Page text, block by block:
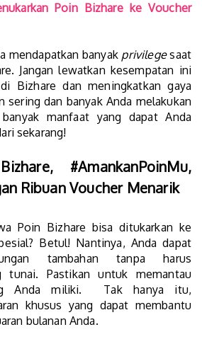
Poin Bizhare ke Voucher
mendapatkan banyak privilegesaat
Jangan lewatkan kesempatan ini
Bizhare dan meningkatkan gaya
sering dan banyak Anda melakukan
manfaat yang dapat Anda
sekarang!
#AmankanPoinMu,
Ribuan Voucher Menarik
Poin Bizhare bisa ditukarkan ke
Betul! Nantinya, Anda dapat
tambahan tanpa harus
tunai. Pastikan untuk memantau
Anda miliki. Tak hanya itu,
khusus yang dapat membantu
bulanan Anda.